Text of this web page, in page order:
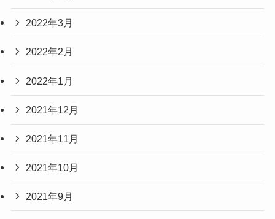
2022年3月
2022年2月
2022年1月
2021年12月
2021年11月
2021年10月
2021年9月